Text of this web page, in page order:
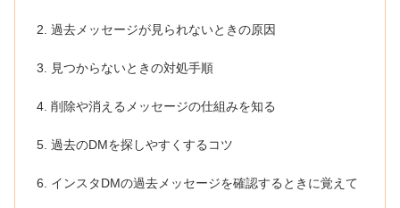
過去メッセージが見られないときの原因
見つからないときの対処手順
削除や消えるメッセージの仕組みを知る
過去のDMを探しやすくするコツ
インスタDMの過去メッセージを確認するときに覚えて